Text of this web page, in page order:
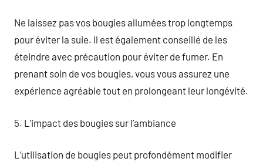
Ne laissez pas vos bougies allumées trop longtemps
pour éviter la suie. Il est également conseillé de les
éteindre avec précaution pour éviter de fumer. En
prenant soin de vos bougies, vous vous assurez une
expérience agréable tout en prolongeant leur longévité.
5. L’impact des bougies sur l’ambiance
L’utilisation de bougies peut profondément modifier